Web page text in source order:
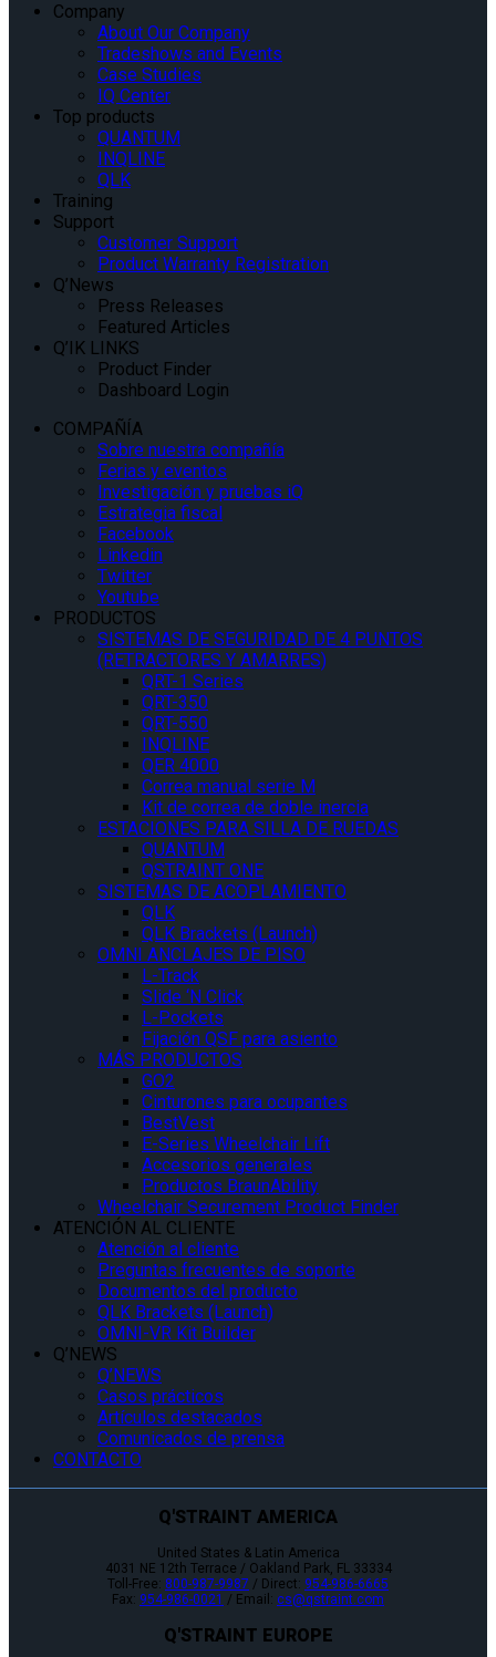
Company
About Our Company
Tradeshows and Events
Case Studies
IQ Center
Top products
QUANTUM
INQLINE
QLK
Training
Support
Customer Support
Product Warranty Registration
Q’News
Press Releases
Featured Articles
Q’IK LINKS
Product Finder
Dashboard Login
COMPAÑÍA
Sobre nuestra compañía
Ferias y eventos
Investigación y pruebas iQ
Estrategia fiscal
Facebook
Linkedin
Twitter
Youtube
PRODUCTOS
SISTEMAS DE SEGURIDAD DE 4 PUNTOS
(RETRACTORES Y AMARRES)
QRT-1 Series
QRT-350
QRT-550
INQLINE
QER 4000
Correa manual serie M
Kit de correa de doble inercia
ESTACIONES PARA SILLA DE RUEDAS
QUANTUM
QSTRAINT ONE
SISTEMAS DE ACOPLAMIENTO
QLK
QLK Brackets (Launch)
OMNI ANCLAJES DE PISO
L-Track
Slide ‘N Click
L-Pockets
Fijación QSF para asiento
MÁS PRODUCTOS
GO2
Cinturones para ocupantes
BestVest
E-Series Wheelchair Lift
Accesorios generales
Productos BraunAbility
Wheelchair Securement Product Finder
ATENCIÓN AL CLIENTE
Atención al cliente
Preguntas frecuentes de soporte
Documentos del producto
QLK Brackets (Launch)
OMNI-VR Kit Builder
Q’NEWS
Q’NEWS
Casos prácticos
Artículos destacados
Comunicados de prensa
CONTACTO
Q'STRAINT AMERICA
United States & Latin America
4031 NE 12th Terrace / Oakland Park, FL 33334
Toll-Free: 800-987-9987 / Direct: 954-986-6665
Fax: 954-986-0021 / Email: cs@qstraint.com
Q'STRAINT EUROPE